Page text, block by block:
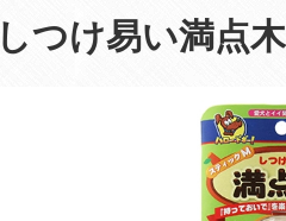
しつけ易い満点